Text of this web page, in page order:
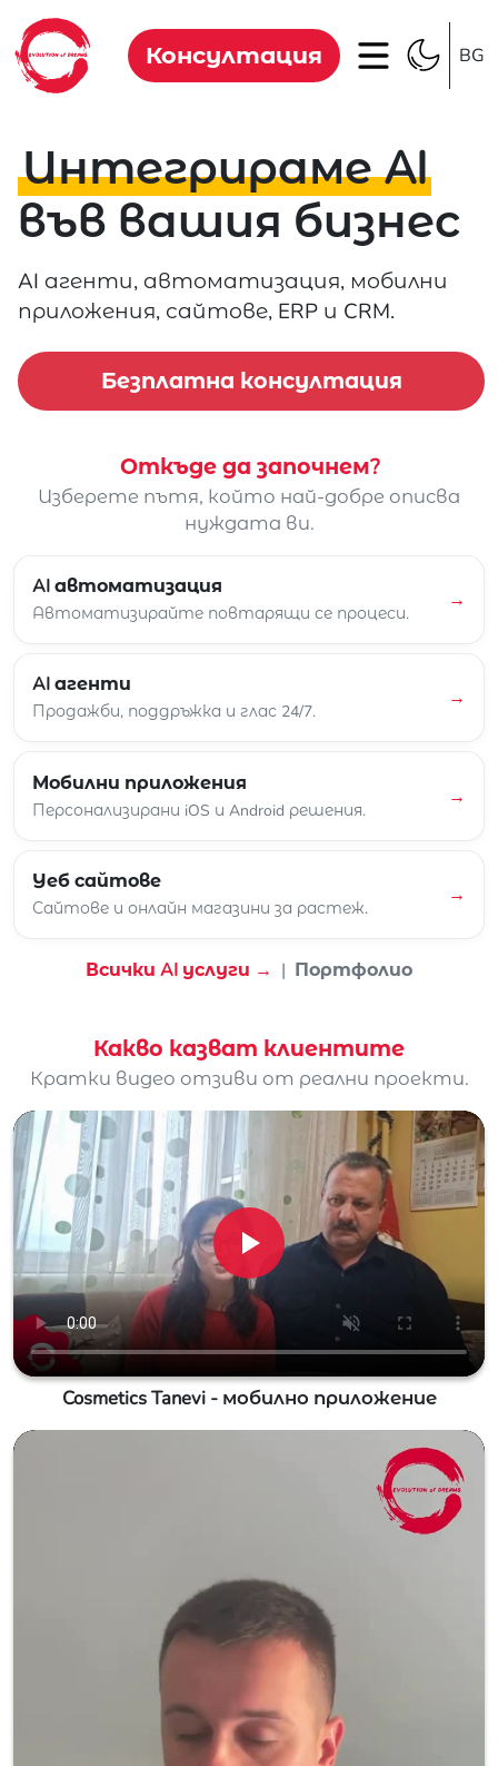
Консултация BG
Интегрираме AI
във вашия бизнес
AI агенти, автоматизация, мобилни
приложения, сайтове, ERP и CRM.
Безплатна консултация
Откъде да започнем?
Изберете пътя, който най-добре описва
нуждата ви.
AI автоматизация
Автоматизирайте повтарящи се процеси.
→
AI агенти
Продажби, поддръжка и глас 24/7.
→
Мобилни приложения
Персонализирани iOS и Android решения.
→
Уеб сайтове
Сайтове и онлайн магазини за растеж.
→
Всички AI услуги → | Портфолио
Какво казват клиентите
Кратки видео отзиви от реални проекти.
Cosmetics Tanevi - мобилно приложение